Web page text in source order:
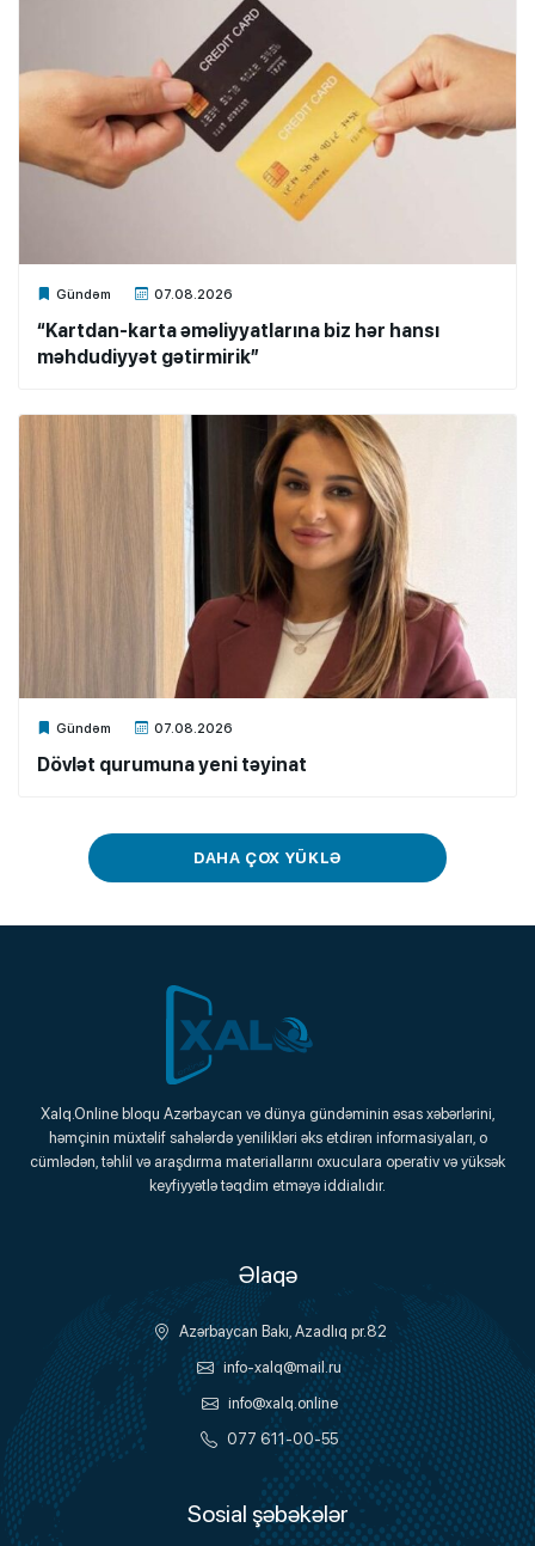
Gündəm 07.08.2026
Xalq.Online
“Kartdan-karta əməliyyatlarına biz hər hansı
məhdudiyyət gətirmirik”
Gündəm 07.08.2026
Xalq.Online
Dövlət qurumuna yeni təyinat
DAHA ÇOX YÜKLƏ
Xalq.Online
Onlayn Platforma
Xalq.Online bloqu Azərbaycan və dünya gündəminin əsas xəbərlərini,
həmçinin müxtəlif sahələrdə yenilikləri əks etdirən informasiyaları, o
cümlədən, təhlil və araşdırma materiallarını oxuculara operativ və yüksək
keyfiyyətlə təqdim etməyə iddialıdır.
Əlaqə
Azərbaycan Bakı, Azadlıq pr.82
info-xalq@mail.ru
info@xalq.online
077 611-00-55
Sosial şəbəkələr